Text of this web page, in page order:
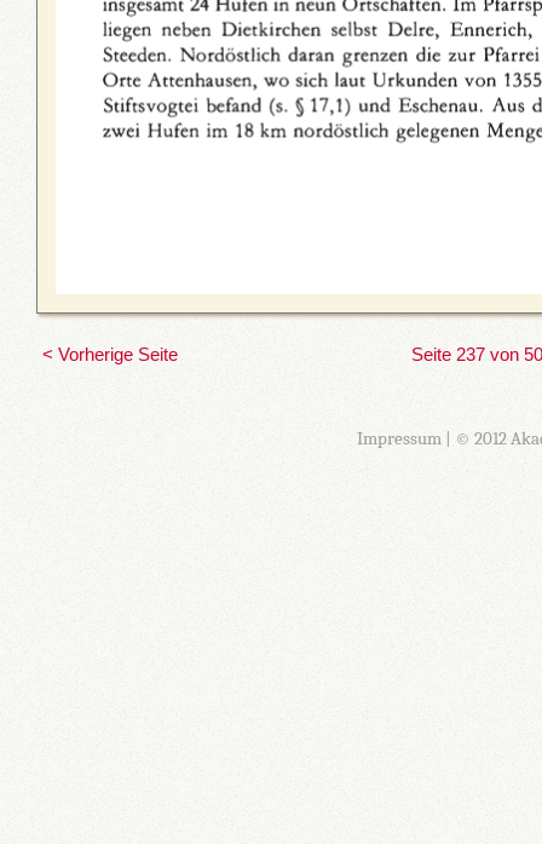
< Vorherige Seite Seite 237 von
Impressum| © 2012